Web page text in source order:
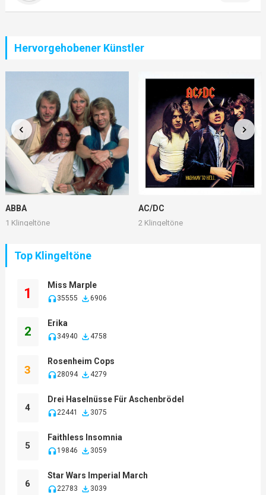
Hervorgehobener Künstler
ABBA
1 Klingeltöne
AC/DC
2 Klingeltöne
Top Klingeltöne
1
Miss Marple
35555 6906
2
Erika
34940 4758
3
Rosenheim Cops
28094 4279
4
Drei Haselnüsse Für Aschenbrödel
22441 3075
5
Faithless Insomnia
19846 3059
6
Star Wars Imperial March
22783 3039